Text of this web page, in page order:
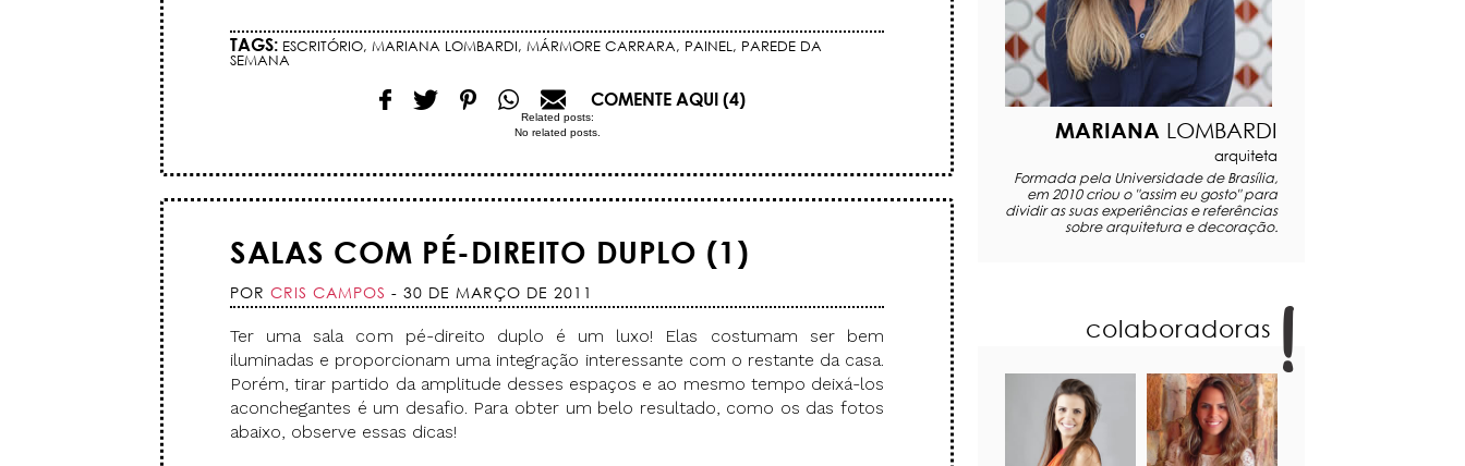
TAGS: ESCRITÓRIO, MARIANA LOMBARDI, MÁRMORE CARRARA, PAINEL , PAREDE DA
SEMANA
COMENTE AQUI (4)
Related posts:
No related posts.
SALAS COM PÉ-DIREITO DUPLO (1)
POR CRIS CAMPOS - 30 DE MARÇO DE 2011
Ter uma sala com pé-direito duplo é um luxo! Elas costumam ser bem
iluminadas e proporcionam uma integração interessante com o restante da casa.
Porém, tirar partido da amplitude desses espaços e ao mesmo tempo deixá-los
aconchegantes é um desafio. Para obter um belo resultado, como os das fotos
abaixo, observe essas dicas!
MARIANA LOMBARDI
arquiteta
Formada pela Universidade de Brasília,
em 2010 criou o "assim eu gosto" para
dividir as suas experiências e referências
sobre arquitetura e decoração.
colaboradoras